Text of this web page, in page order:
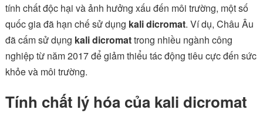
tính chất độc hại và ảnh hưởng xấu đến môi trường, một số
quốc gia đã hạn chế sử dụng kali dicromat. Ví dụ, Châu Âu
đã cấm sử dụng kali dicromattrong nhiều ngành công
nghiệp từ năm 2017 để giảm thiểu tác động tiêu cực đến sức
khỏe và môi trường.
Tính chất lý hóa của kali dicromat